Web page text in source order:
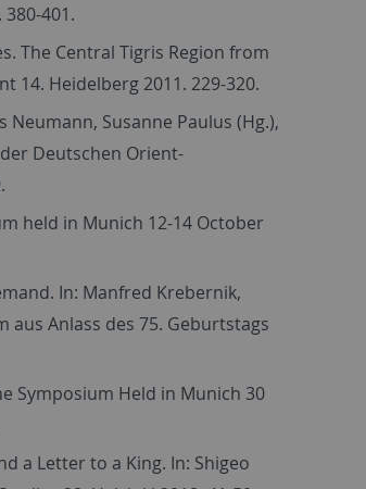
401.
The Central Tigris Region from
14. Heidelberg 2011. 229-320.
Susanne Paulus (Hg.),
Deutschen Orient-
held in Munich 12-14 October
In: Manfred Krebernik,
Anlass des 75. Geburtstags
Symposium Held in Munich 30
a Letter to a King. In: Shigeo